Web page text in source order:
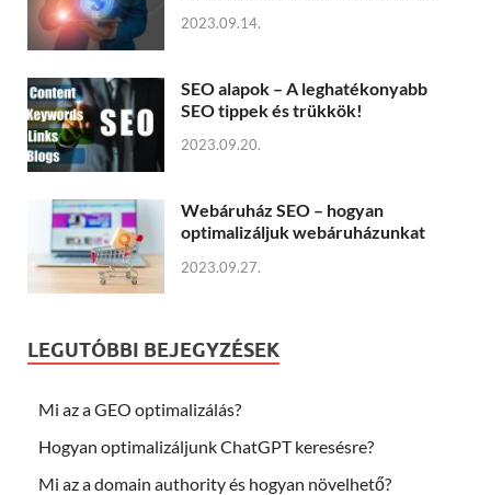
2023.09.14.
SEO alapok – A leghatékonyabb
SEO tippek és trükkök!
2023.09.20.
Webáruház SEO – hogyan
optimalizáljuk webáruházunkat
2023.09.27.
LEGUTÓBBI BEJEGYZÉSEK
Mi az a GEO optimalizálás?
Hogyan optimalizáljunk ChatGPT keresésre?
Mi az a domain authority és hogyan növelhető?